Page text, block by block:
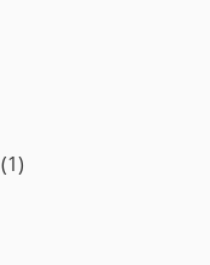
(1)